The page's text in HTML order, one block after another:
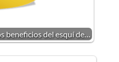
beneficios del esquí de…